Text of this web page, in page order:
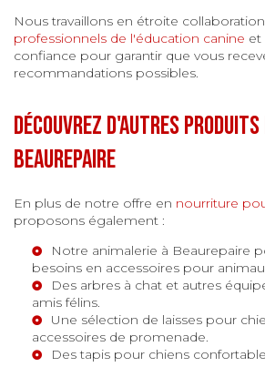
Nous travaillons en étroite
professionnels de l'éducation canine et
confiance pour garantir que vous
recommandations possibles.
Découvrez d'autres
Beaurepaire
En plus de notre offre en nourriture
proposons également :
Notre animalerie à Beaurepaire
besoins en accessoires pour
Des arbres à chat et autres
amis félins.
Une sélection de laisses pour
accessoires de promenade.
Destapis pour chiens